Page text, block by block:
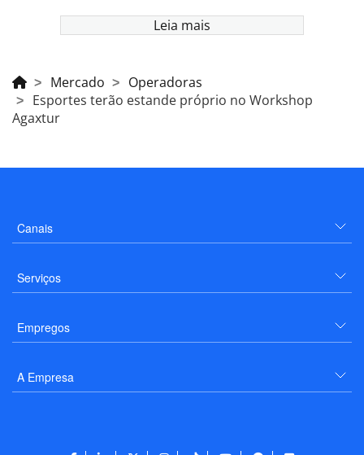
Leia mais
Mercado
Operadoras
Esportes terão estande próprio no Workshop
Agaxtur
Canais
Serviços
Empregos
A Empresa